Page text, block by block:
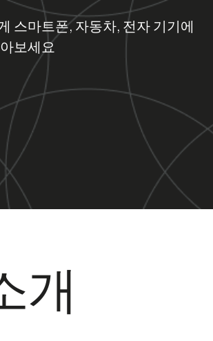
스마트폰, 자동차, 전자 기기에
보세요
개